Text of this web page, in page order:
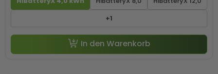
+1
In den Warenkorb